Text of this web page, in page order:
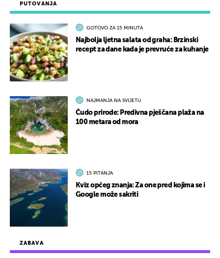
ZABAVA
PUTOVANJA
GOTOVO ZA 15 MINUTA
Najbolja ljetna salata od graha: Brzinski
recept za dane kada je prevruće za kuhanje
NAJMANJA NA SVIJETU
Čudo prirode: Predivna pješčana plaža na
100 metara od mora
15 PITANJA
Kviz općeg znanja: Za one pred kojima se i
Google može sakriti